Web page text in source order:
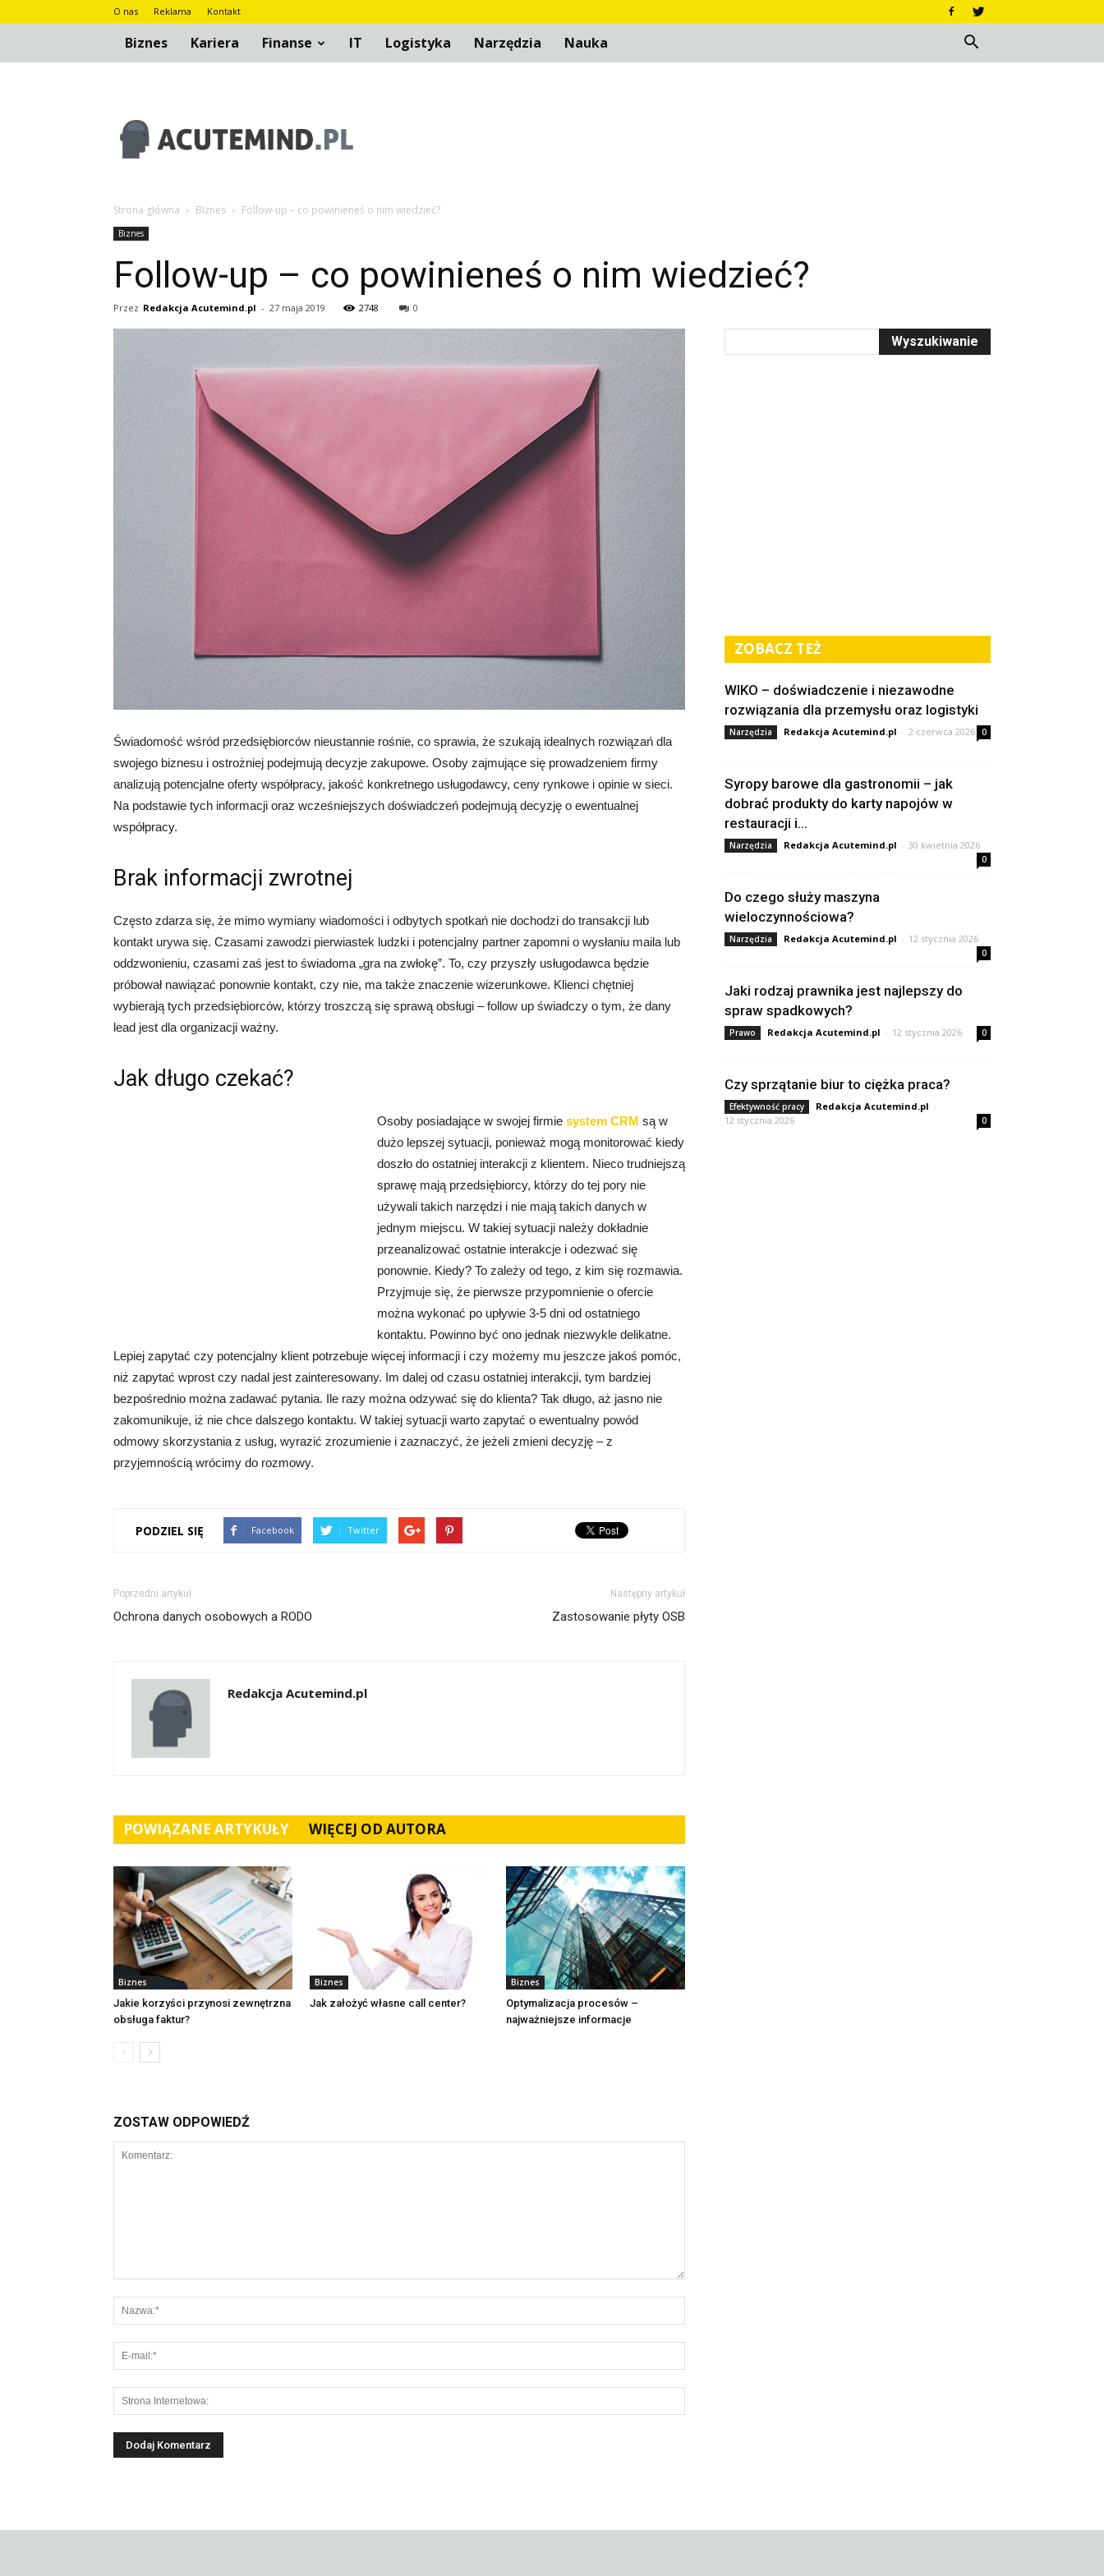
O nas Reklama Kontakt
Biznes Kariera Finanse IT Logistyka Narzędzia Nauka
Strona główna Biznes Follow-up – co powinieneś o nim wiedzieć?
Biznes
Follow-up – co powinieneś o nim wiedzieć?
Przez Redakcja Acutemind.pl - 27 maja 2019 2748 0
Świadomość wśród przedsiębiorców nieustannie rośnie, co sprawia, że szukają idealnych rozwiązań dla
swojego biznesu i ostrożniej podejmują decyzje zakupowe. Osoby zajmujące się prowadzeniem firmy
analizują potencjalne oferty współpracy, jakość konkretnego usługodawcy, ceny rynkowe i opinie w sieci.
Na podstawie tych informacji oraz wcześniejszych doświadczeń podejmują decyzję o ewentualnej
współpracy.
Brak informacji zwrotnej
Często zdarza się, że mimo wymiany wiadomości i odbytych spotkań nie dochodzi do transakcji lub
kontakt urywa się. Czasami zawodzi pierwiastek ludzki i potencjalny partner zapomni o wysłaniu maila lub
oddzwonieniu, czasami zaś jest to świadoma „gra na zwłokę”. To, czy przyszły usługodawca będzie
próbował nawiązać ponownie kontakt, czy nie, ma także znaczenie wizerunkowe. Klienci chętniej
wybierają tych przedsiębiorców, którzy troszczą się sprawą obsługi – follow up świadczy o tym, że dany
lead jest dla organizacji ważny.
Jak długo czekać?
Osoby posiadające w swojej firmie system CRM są w
dużo lepszej sytuacji, ponieważ mogą monitorować kiedy
doszło do ostatniej interakcji z klientem. Nieco trudniejszą
sprawę mają przedsiębiorcy, którzy do tej pory nie
używali takich narzędzi i nie mają takich danych w
jednym miejscu. W takiej sytuacji należy dokładnie
przeanalizować ostatnie interakcje i odezwać się
ponownie. Kiedy? To zależy od tego, z kim się rozmawia.
Przyjmuje się, że pierwsze przypomnienie o ofercie
można wykonać po upływie 3-5 dni od ostatniego
kontaktu. Powinno być ono jednak niezwykle delikatne.
Lepiej zapytać czy potencjalny klient potrzebuje więcej informacji i czy możemy mu jeszcze jakoś pomóc,
niż zapytać wprost czy nadal jest zainteresowany. Im dalej od czasu ostatniej interakcji, tym bardziej
bezpośrednio można zadawać pytania. Ile razy można odzywać się do klienta? Tak długo, aż jasno nie
zakomunikuje, iż nie chce dalszego kontaktu. W takiej sytuacji warto zapytać o ewentualny powód
odmowy skorzystania z usług, wyrazić zrozumienie i zaznaczyć, że jeżeli zmieni decyzję – z
przyjemnością wrócimy do rozmowy.
PODZIEL SIĘ Facebook Twitter
Poprzedni artykuł
Ochrona danych osobowych a RODO
Następny artykuł
Zastosowanie płyty OSB
Redakcja Acutemind.pl
POWIĄZANE ARTYKUŁY WIĘCEJ OD AUTORA
Biznes
Jakie korzyści przynosi zewnętrzna
obsługa faktur?
Biznes
Jak założyć własne call center?
Biznes
Optymalizacja procesów –
najważniejsze informacje
ZOSTAW ODPOWIEDŹ
ZOBACZ TEŻ
WIKO – doświadczenie i niezawodne
rozwiązania dla przemysłu oraz logistyki
Narzędzia Redakcja Acutemind.pl - 2 czerwca 2026 0
Syropy barowe dla gastronomii – jak
dobrać produkty do karty napojów w
restauracji i...
Narzędzia Redakcja Acutemind.pl - 30 kwietnia 2026
0
Do czego służy maszyna
wieloczynnościowa?
Narzędzia Redakcja Acutemind.pl - 12 stycznia 2026
0
Jaki rodzaj prawnika jest najlepszy do
spraw spadkowych?
Prawo Redakcja Acutemind.pl - 12 stycznia 2026 0
Czy sprzątanie biur to ciężka praca?
Efektywność pracy Redakcja Acutemind.pl -
12 stycznia 2026
0